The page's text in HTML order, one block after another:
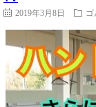
2019年3月8日 ゴ